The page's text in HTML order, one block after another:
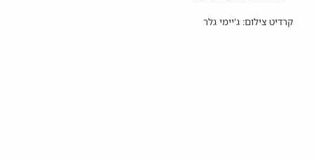
קרדיט צילום: ג'יימי גלר